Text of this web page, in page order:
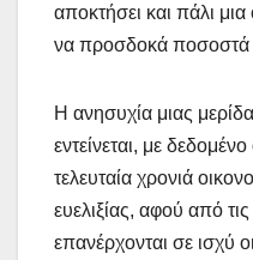
αποκτήσει και πάλι
να προσδοκά ποσοστά
Η ανησυχία μιας
εντείνεται, με
τελευταία χρονιά
ευελιξίας, αφού από
επανέρχονται σε ισχύ